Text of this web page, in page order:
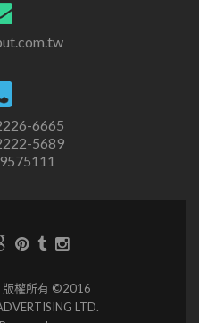
6665
5689
版權所有 ©2016
LTD.